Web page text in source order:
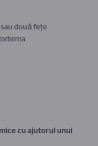
două fețe
cu ajutorul unui